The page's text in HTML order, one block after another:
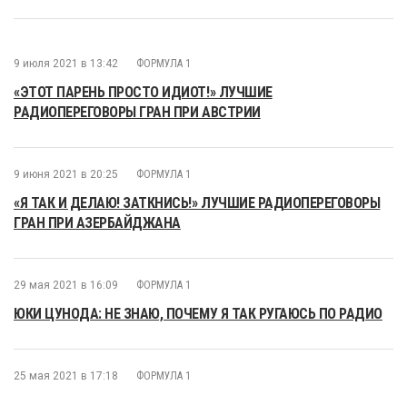
9 июля 2021 в 13:42 ФОРМУЛА 1
«ЭТОТ ПАРЕНЬ ПРОСТО ИДИОТ!» ЛУЧШИЕ
РАДИОПЕРЕГОВОРЫ ГРАН ПРИ АВСТРИИ
9 июня 2021 в 20:25 ФОРМУЛА 1
«Я ТАК И ДЕЛАЮ! ЗАТКНИСЬ!» ЛУЧШИЕ РАДИОПЕРЕГОВОРЫ
ГРАН ПРИ АЗЕРБАЙДЖАНА
29 мая 2021 в 16:09 ФОРМУЛА 1
ЮКИ ЦУНОДА: НЕ ЗНАЮ, ПОЧЕМУ Я ТАК РУГАЮСЬ ПО РАДИО
25 мая 2021 в 17:18 ФОРМУЛА 1